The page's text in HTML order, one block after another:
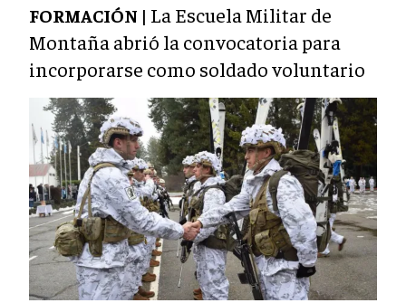
FORMACIÓN | La Escuela Militar de
Montaña abrió la convocatoria para
incorporarse como soldado voluntario